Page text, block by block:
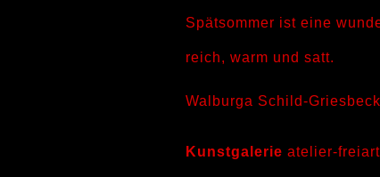
Spätsommer ist eine
reich, warm und satt.
Walburga Schild-Griesbeck
Kunstgalerie atelier-